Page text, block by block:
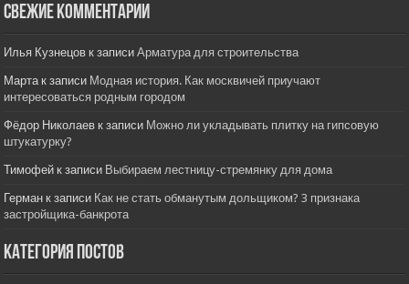
Свежие комментарии
Илья Кузнецов к записиАрматура для строительства
Мартак записи Модная история. Как москвичей приучают
интересоваться родным городом
Фёдор Николаев к записи Можно ли укладывать плитку на гипсовую
штукатурку?
Тимофей к записи Выбираем лестницу-стремянку для дома
Герман к записи Как не стать обманутым дольщиком? 3 признака
застройщика-банкрота
Категория постов